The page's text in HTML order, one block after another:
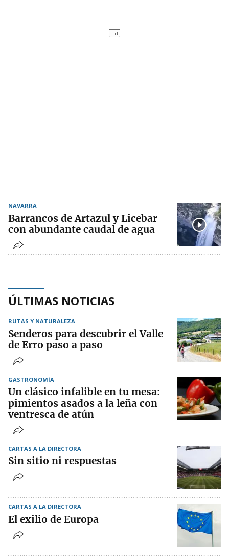
NAVARRA
Barrancos de Artazul y Licebar
con abundante caudal de agua
ÚLTIMAS NOTICIAS
RUTAS Y NATURALEZA
Senderos para descubrir el Valle
de Erro paso a paso
GASTRONOMÍA
Un clásico infalible en tu mesa:
pimientos asados a la leña con
ventresca de atún
CARTAS A LA DIRECTORA
Sin sitio ni respuestas
CARTAS A LA DIRECTORA
El exilio de Europa